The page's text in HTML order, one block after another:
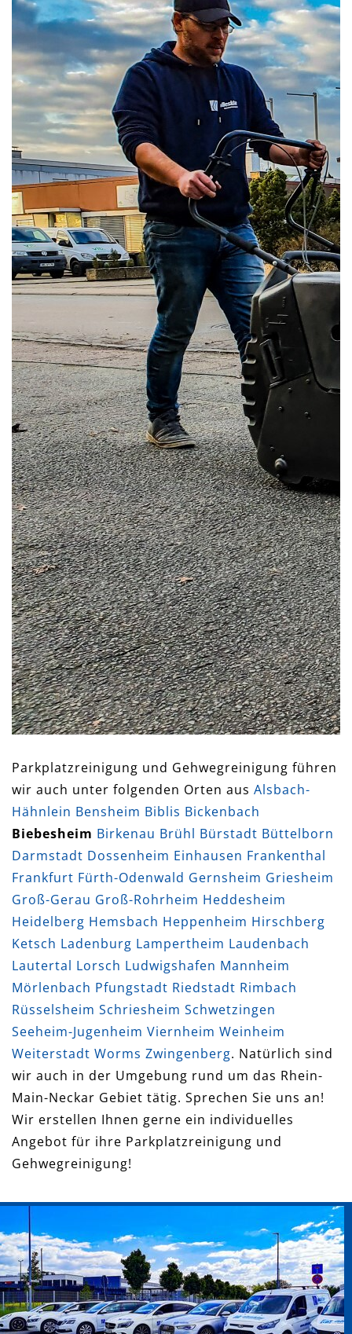
Parkplatzreinigung und Gehwegreinigung führen
wir auch unter folgenden Orten aus Alsbach-
Hähnlein Bensheim Biblis Bickenbach
Biebesheim Birkenau Brühl Bürstadt Büttelborn
Darmstadt Dossenheim Einhausen Frankenthal
Frankfurt Fürth-Odenwald Gernsheim Griesheim
Groß-Gerau Groß-Rohrheim Heddesheim
Heidelberg Hemsbach Heppenheim Hirschberg
Ketsch Ladenburg Lampertheim Laudenbach
Lautertal Lorsch Ludwigshafen Mannheim
Mörlenbach Pfungstadt Riedstadt Rimbach
Rüsselsheim Schriesheim Schwetzingen
Seeheim-Jugenheim Viernheim Weinheim
Weiterstadt Worms Zwingenberg. Natürlich sind
wir auch in der Umgebung rund um das Rhein-
Main-Neckar Gebiet tätig. Sprechen Sie uns an!
Wir erstellen Ihnen gerne ein individuelles
Angebot für ihre Parkplatzreinigung und
Gehwegreinigung!